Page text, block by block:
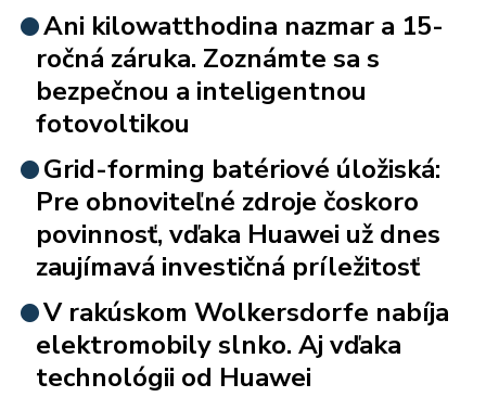
Ani kilowatthodina nazmar a 15-
ročná záruka. Zoznámte sa s
bezpečnou a inteligentnou
fotovoltikou
Grid-forming batériové úložiská:
Pre obnoviteľné zdroje čoskoro
povinnosť, vďaka Huawei už dnes
zaujímavá investičná príležitosť
V rakúskom Wolkersdorfe nabíja
elektromobily slnko. Aj vďaka
technológii od Huawei